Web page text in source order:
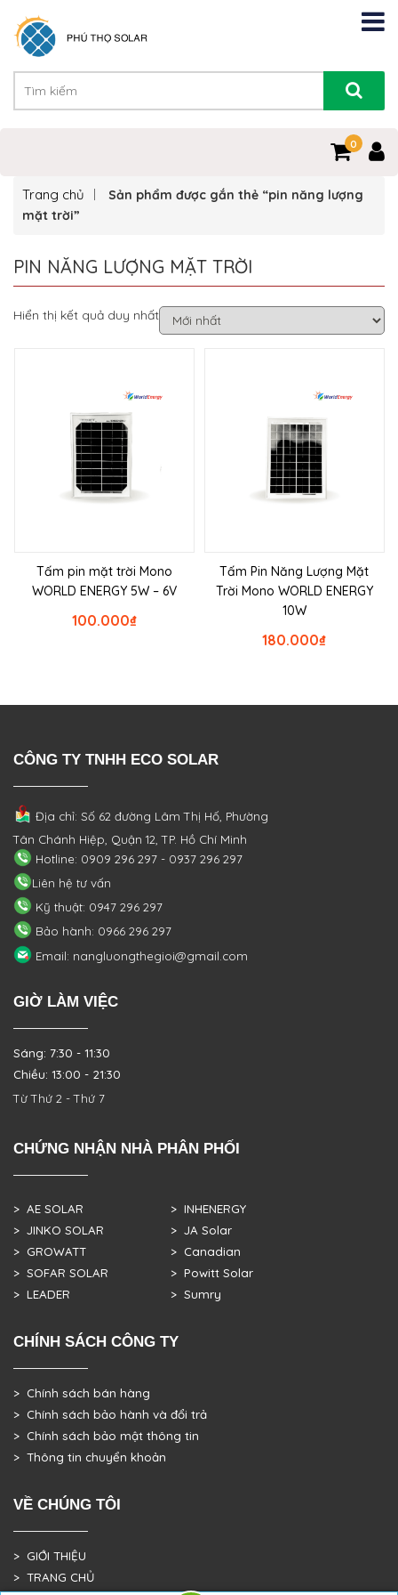
0
Trang chủ
Sản phẩm được gắn thẻ “pin năng lượng
mặt trời”
PIN NĂNG LƯỢNG MẶT TRỜI
Hiển thị kết quả duy nhất
Tấm pin mặt trời Mono
WORLD ENERGY 5W – 6V
₫
100.000
Tấm Pin Năng Lượng Mặt
Trời Mono WORLD ENERGY
10W
₫
180.000
CÔNG TY TNHH ECO SOLAR
Địa chỉ: Số 62 đường Lâm Thị Hố, Phường
Tân Chánh Hiệp, Quận 12, TP. Hồ Chí Minh
Hotline: 0909 296 297 - 0937 296 297
Liên hệ tư vấn
Kỹ thuật: 0947 296 297
Bảo hành: 0966 296 297
Email: nangluongthegioi@gmail.com
GIỜ LÀM VIỆC
Sáng: 7:30 - 11:30
Chiều: 13:00 - 21:30
Từ Thứ 2 - Thứ 7
CHỨNG NHẬN NHÀ PHÂN PHỐI
> AE SOLAR
> JINKO SOLAR
> GROWATT
> SOFAR SOLAR
> LEADER
> INHENERGY
> JA Solar
> Canadian
> Powitt Solar
> Sumry
CHÍNH SÁCH CÔNG TY
> Chính sách bán hàng
> Chính sách bảo hành và đổi trả
> Chính sách bảo mật thông tin
> Thông tin chuyển khoản
VỀ CHÚNG TÔI
> GIỚI THIỆU
> TRANG CHỦ